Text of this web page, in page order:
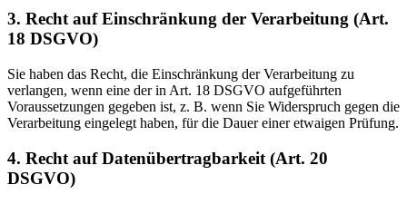
3. Recht auf Einschränkung der Verarbeitung (Art.
18 DSGVO)
Sie haben das Recht, die Einschränkung der Verarbeitung zu
verlangen, wenn eine der in Art. 18 DSGVO aufgeführten
Voraussetzungen gegeben ist, z. B. wenn Sie Widerspruch gegen die
Verarbeitung eingelegt haben, für die Dauer einer etwaigen Prüfung.
4. Recht auf Datenübertragbarkeit (Art. 20
DSGVO)